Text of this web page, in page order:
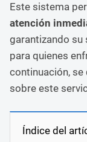
Este sistema
atención
garantizando su
para quienes
continuación,
sobre este
Índice del